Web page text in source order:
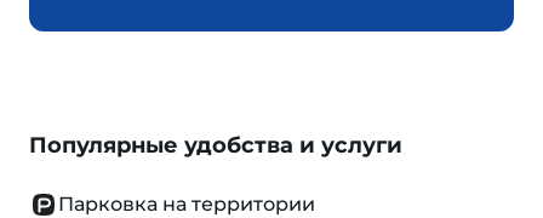
Популярные удобства и услуги
Парковка на территории